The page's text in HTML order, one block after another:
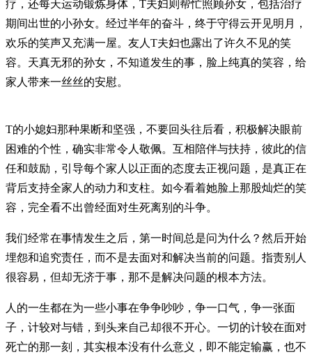
疗，还每天运动锻炼身体，T夫妇则帮忙照顾孙女，包括治疗
期间出世的小孙女。经过半年的奋斗，终于守得云开见明月，
欢乐的笑声又充满一屋。友人T夫妇也露出了许久不见的笑
容。天真无邪的孙女，不知道发生的事，脸上纯真的笑容，给
家人带来一丝丝的安慰。
T的小媳妇那种果断和坚强，不要回头往后看，积极解决眼前
困难的个性，确实非常令人敬佩。互相陪伴与扶持，彼此的信
任和鼓励，引导每个家人以正面的态度去正视问题，是真正在
背后支持全家人的动力和支柱。如今看着她脸上那股灿烂的笑
容，完全看不出曾经面对生死离别的斗争。
我们经常在事情发生之后，第一时间总是问为什么？然后开始
埋怨和追究责任，而不是去面对和解决当前的问题。指责别人
很容易，但却无济于事，那不是解决问题的根本方法。
人的一生都在为一些小事在争争吵吵，争一口气，争一张面
子，计较对与错，到头来自己却很不开心。一切的计较在面对
死亡的那一刻，其实根本没有什么意义，即不能定输赢，也不